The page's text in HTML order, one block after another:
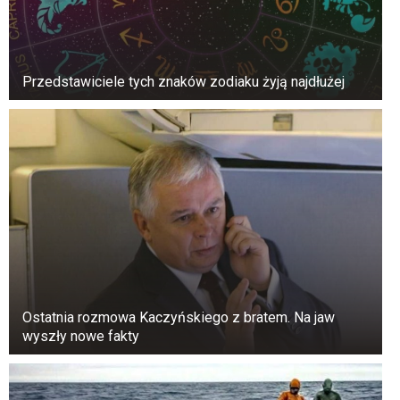
Wiele wskazuje na to, że Rosja i Ukraina
przeprowadzą dalszą mobilizację wojskową. Ze
strony Moskwy spodziewane są stopniowe
Przedstawiciele tych znaków zodiaku żyją najdłużej
Ostatnia rozmowa Kaczyńskiego z bratem. Na jaw
wyszły nowe fakty